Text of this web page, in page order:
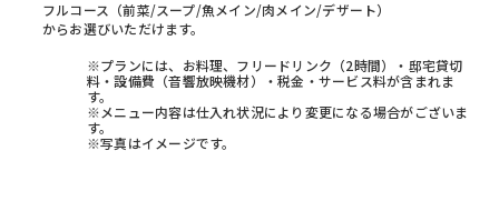
フルコース（前菜/スープ/魚メイン/肉メイン/デザート）
からお選びいただけます。
※プランには、お料理、フリードリンク（2時間）・邸宅貸切
料・設備費（音響放映機材）・税金・サービス料が含まれま
す。
※メニュー内容は仕入れ状況により変更になる場合がございま
す。
※写真はイメージです。